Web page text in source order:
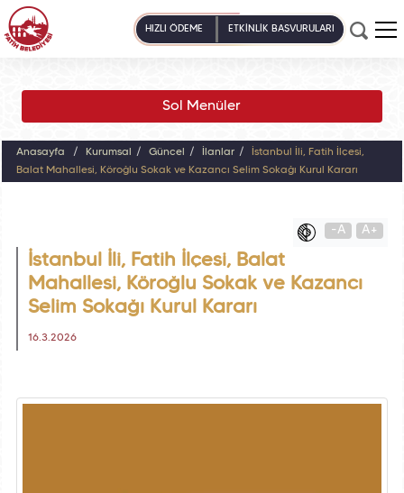
HIZLI ÖDEME ETKİNLİK BAŞVURULARI
Sol Menüler
Anasayfa Kurumsal Güncel İlanlar
İstanbul İli, Fatih İlçesi,
Balat Mahallesi, Köroğlu Sokak ve Kazancı Selim Sokağı Kurul Kararı
-A A+
İstanbul İli, Fatih İlçesi, Balat
Mahallesi, Köroğlu Sokak ve Kazancı
Selim Sokağı Kurul Kararı
16.3.2026